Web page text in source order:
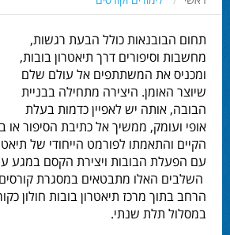
תחום הבובנאות כולל הבעת רגשות,
מחשבות וסיפורים דרך תיאטרון בובות,
ומכניס את המשתתפים אל עולם שלם
שיוצר האומן. היצירה מתחילה בבניית
הבובה, אותה יש לאפיין כדמות בעלת
אופי ועומק, ממשיך אל כתיבת הסיפור
הקיים והתאמתו לפורמט הייחודי של
עם הפעלת הבובות ויצירת הקסם במגע
השלבים האלו מתבטאים במסגרת
הרחב בתוך מרכז תיאטרון בובות חולון
במסלול תלת שנתי.